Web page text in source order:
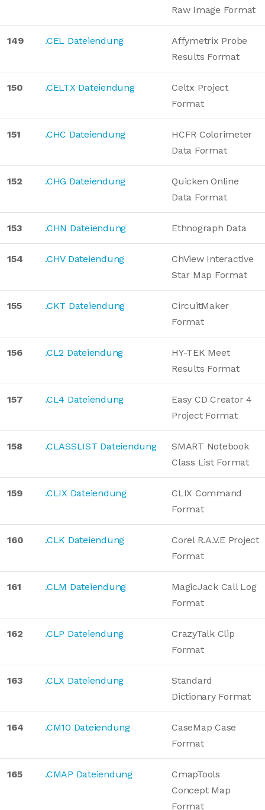
Raw Image Format
149 .CEL Dateiendung
Affymetrix Probe
Results Format
150 .CELTX Dateiendung
Celtx Project
Format
151 .CHC Dateiendung
HCFR Colorimeter
Data Format
152 .CHG Dateiendung
Quicken Online
Data Format
153 .CHN Dateiendung Ethnograph Data
154 .CHV Dateiendung
ChView Interactive
Star Map Format
155 .CKT Dateiendung
CircuitMaker
Format
156 .CL2 Dateiendung
HY-TEK Meet
Results Format
157 .CL4 Dateiendung
Easy CD Creator 4
Project Format
158 .CLASSLIST Dateiendung
SMART Notebook
Class List Format
159 .CLIX Dateiendung
CLIX Command
Format
160 .CLK Dateiendung
Corel R.A.V.E Project
Format
161 .CLM Dateiendung
MagicJack Call Log
Format
162 .CLP Dateiendung
CrazyTalk Clip
Format
163 .CLX Dateiendung
Standard
Dictionary Format
164 .CM10 Dateiendung
CaseMap Case
Format
165 .CMAP Dateiendung
CmapTools
Concept Map
Format